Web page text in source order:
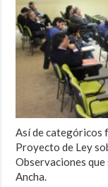
Así de categóricos
Proyecto de Ley
Observaciones
Ancha.